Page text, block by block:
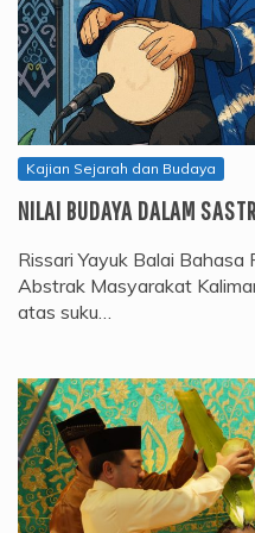
Kajian Sejarah dan Budaya
NILAI BUDAYA DALAM
Rissari Yayuk Balai
Abstrak Masyarakat
atas suku…